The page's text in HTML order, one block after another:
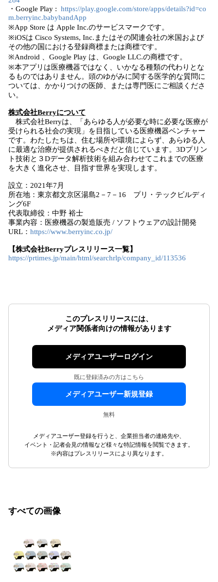
・Google Play : https://play.google.com/store/apps/details?id=co
m.berryinc.babybandApp
※App Store は Apple Inc.のサービスマークです。
※iOSは Cisco Systems, Inc.またはその関連会社の米国および
その他の国における登録商標または商標です。
※Android 、Google Play は、Google LLC.の商標です。
※本アプリは医療機器ではなく、いかなる種類の代わりとな
るものではありません。頭のゆがみに関する医学的な質問に
ついては、かかりつけの医師、または専門医にご相談くださ
い。
株式会社Berryについて
株式会社Berryは、「あらゆる人が必要な時に必要な医療が
受けられる社会の実現」を目指している医療機器ベンチャー
です。わたしたちは、住む場所や環境によらず、あらゆる人
に最適な治療が提供されるべきだと信じています。3Dプリン
ト技術と３Dデータ解析技術を組み合わせてこれまでの医療
を大きく進化させ、目指す世界を実現します。
設立：2021年7月
所在地：東京都文京区湯島2－7－16 プリ・テックビルディ
ング6F
代表取締役：中野 裕士
事業内容：医療機器の製造販売 / ソフトウェアの設計開発
URL： https://www.berryinc.co.jp/
【株式会社Berryプレスリリース一覧】
https://prtimes.jp/main/html/searchrlp/company_id/113536
このプレスリリースには、
メディア関係者向けの情報があります
メディアユーザーログイン
既に登録済みの方はこちら
メディアユーザー新規登録
無料
メディアユーザー登録を行うと、企業担当者の連絡先や、
イベント・記者会見の情報など様々な特記情報を閲覧できます。
※内容はプレスリリースにより異なります。
すべての画像